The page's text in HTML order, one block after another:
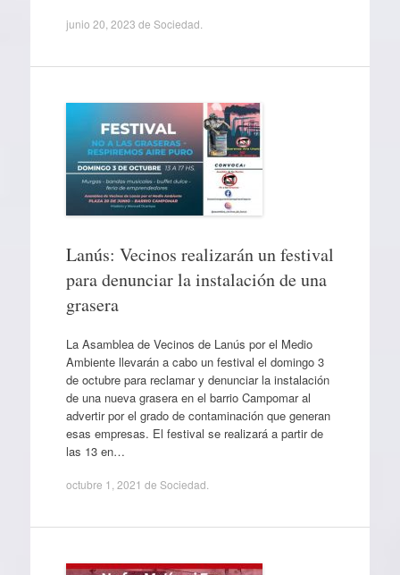
junio 20, 2023 de Sociedad
Lanús: Vecinos realizarán un festival
para denunciar la instalación de una
grasera
La Asamblea de Vecinos de Lanús por el Medio
Ambiente llevarán a cabo un festival el domingo 3
de octubre para reclamar y denunciar la instalación
de una nueva grasera en el barrio Campomar al
advertir por el grado de contaminación que generan
esas empresas. El festival se realizará a partir de
las 13 en…
octubre 1, 2021 de Sociedad